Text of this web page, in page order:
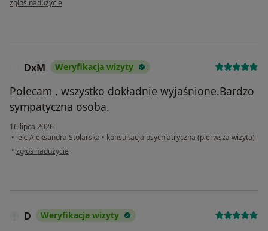
zgłoś nadużycie
DxM Weryfikacja wizyty
Polecam , wszystko dokładnie wyjaśnione.Bardzo
sympatyczna osoba.
16 lipca 2026
• lek. Aleksandra Stolarska • konsultacja psychiatryczna (pierwsza wizyta)
• w opinii użytkownika DxM
zgłoś nadużycie
D Weryfikacja wizyty